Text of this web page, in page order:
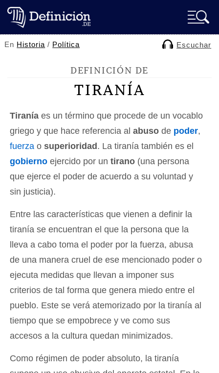
En Historia / Política Escuchar
DEFINICIÓN DE
TIRANÍA
Tiranía es un término que procede de un vocablo
griego y que hace referencia al abuso de poder,
fuerza o superioridad . La tiranía también es el
gobierno ejercido por un tirano (una persona
que ejerce el poder de acuerdo a su voluntad y
sin justicia).
Entre las características que vienen a definir la
tiranía se encuentran el que la persona que la
lleva a cabo toma el poder por la fuerza, abusa
de una manera cruel de ese mencionado poder o
ejecuta medidas que llevan a imponer sus
criterios de tal forma que genera miedo entre el
pueblo. Este se verá atemorizado por la tiranía al
tiempo que se empobrece y ve como sus
accesos a la cultura quedan minimizados.
Como régimen de poder absoluto, la tiranía